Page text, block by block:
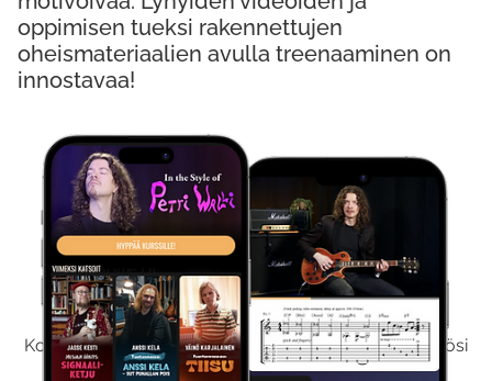
Kokeile Ilmaiseksi
Kokeilemalla ilmaiseksi saat koko sisältömme käyttöösi
viikon ajaksi.
oppimisen tueksi rakennettujen
oheismateriaalien avulla treenaaminen on
innostavaa!